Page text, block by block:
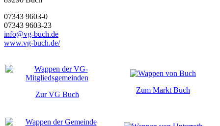
07343 9603-0
07343 9603-23
info@vg-buch.de
www.vg-buch.de/
Zur VG Buch
Zum Markt Buch